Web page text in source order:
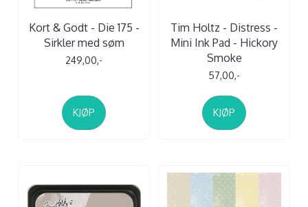
Kort & Godt - Die 175 -
Sirkler med søm
249,00,-
KJØP
Tim Holtz - Distress -
Mini Ink Pad - Hickory
Smoke
57,00,-
KJØP